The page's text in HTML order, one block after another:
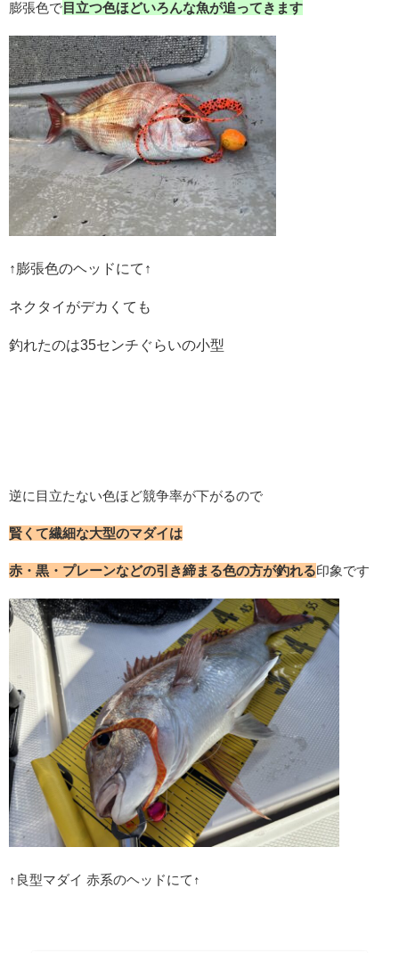
膨張色で目立つ色ほどいろんな魚が追ってきます
↑膨張色のヘッドにて↑
ネクタイがデカくても
釣れたのは35センチぐらいの小型
逆に目立たない色ほど競争率が下がるので
賢くて繊細な大型のマダイは
赤・黒・プレーンなどの引き締まる色の方が釣れる印象です
↑良型マダイ 赤系のヘッドにて↑